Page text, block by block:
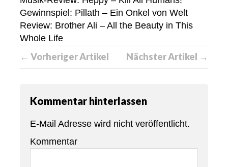
Gewinnspiel: Pillath – Ein Onkel von Welt
Review: Brother Ali – All the Beauty in This
Whole Life
← Vorheriger Artikel Nächster Artikel →
Kommentar hinterlassen
E-Mail Adresse wird nicht veröffentlicht.
Kommentar